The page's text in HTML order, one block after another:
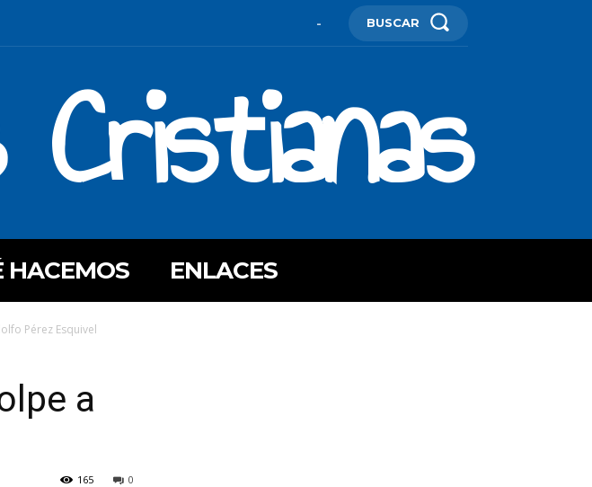
- BUSCAR
Cristianas
HACEMOS ENLACES
Pérez Esquivel
a
0
165